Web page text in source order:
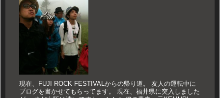
現在、FUJI ROCK FESTIVALからの帰り道。 友人の運転中に
ブログを書かせてもらってます。 現在、福井県に突入しました